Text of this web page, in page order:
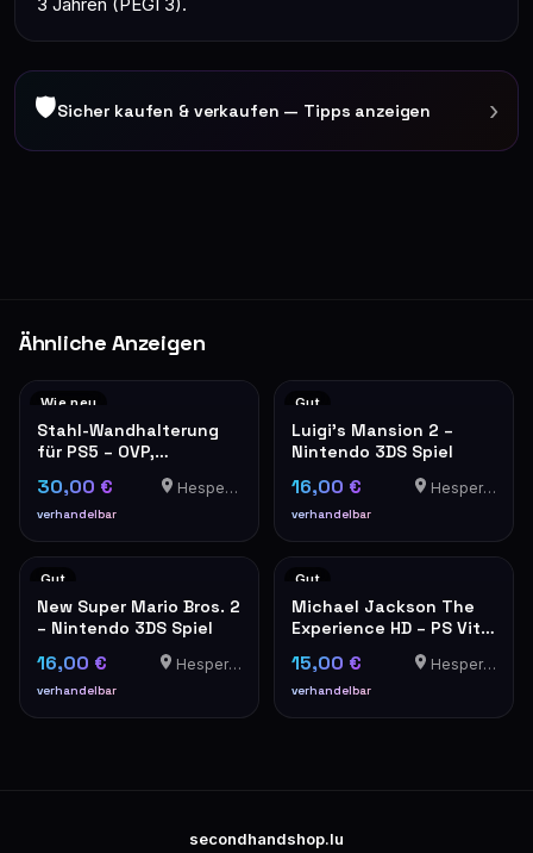
🛡Sicher kaufen & verkaufen — Tipps anzeigen ›
Ähnliche Anzeigen
Wie neu
Stahl-Wandhalterung
für PS5 – OVP,
30,00 €
verhandelbar
Hesperange
Gut
Luigi's Mansion 2 –
Nintendo 3DS Spiel
16,00 €
verhandelbar
Hesperange
Gut
New Super Mario Bros. 2
– Nintendo 3DS Spiel
16,00 €
verhandelbar
Hesperange
Gut
Michael Jackson The
Experience HD – PS Vita
15,00 €
verhandelbar
Hesperange
secondhandshop.lu